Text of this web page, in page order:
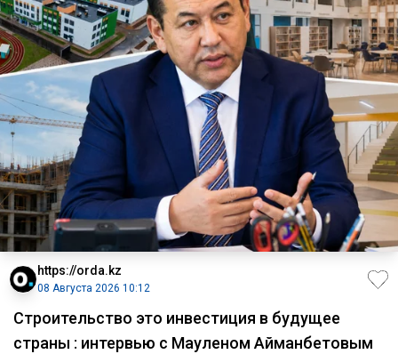
https://orda.kz
08 Августа 2026 10:12
Строительство это инвестиция в будущее
страны : интервью с Мауленом Айманбетовым